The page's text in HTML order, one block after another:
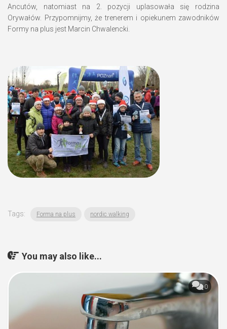
Ancutów, natomiast na 2. pozycji uplasowała się rodzina
Orywałów. Przypomnijmy, że trenerem i opiekunem zawodników
Formy na plus jest Marcin Chwalencki.
Tags: Forma na plus nordic walking
You may also like...
0